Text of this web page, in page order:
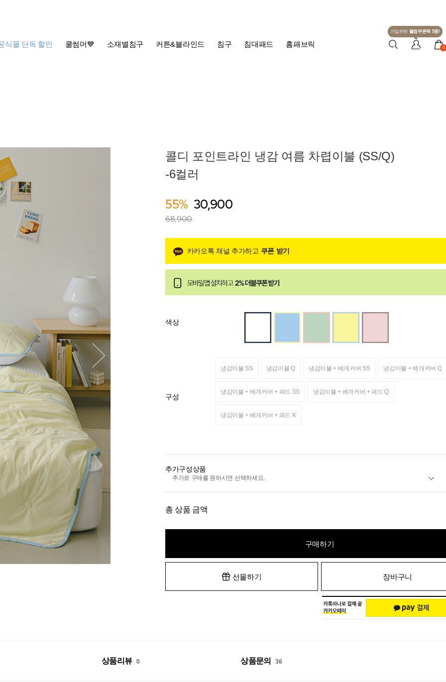
식몰 단독 할인 쿨썸머💙 소재별침구 커튼&블라인드 침구 침대패드 홈패브릭
가입하면 웰컴쿠폰팩 5종!
0
콜디 포인트라인 냉감 여름 차렵이불 (SS/Q)
-6컬러
55% 30,900
68,900
카카오톡 채널 추가하고 쿠폰 받기
색상
구성
냉감이불 SS 냉감이불 Q 냉감이불 + 베개커버 SS 냉감이불 + 베개커버 Q
냉감이불 + 베개커버 + 패드 SS 냉감이불 + 베개커버 + 패드 Q
냉감이불 + 베개커버 + 패드 K
추가구성상품
추가로 구매를 원하시면 선택하세요.
총 상품 금액
구매하기
선물하기 장바구니
상품리뷰 0 상품문의 36